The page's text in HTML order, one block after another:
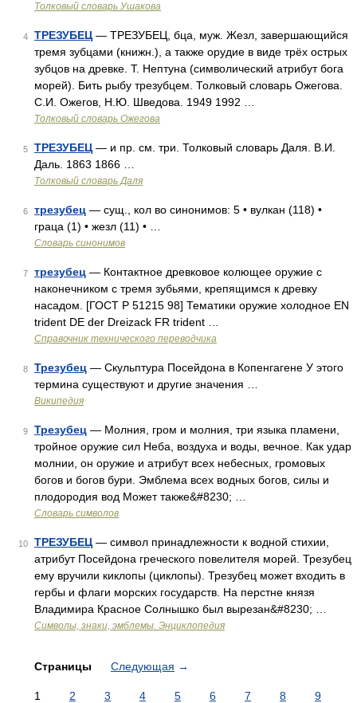
Толковый словарь Ушакова
4 ТРЕЗУБЕЦ — ТРЕЗУБЕЦ, бца, муж. Жезл, завершающийся
тремя зубцами (книжн.), а также орудие в виде трёх острых
зубцов на древке. Т. Нептуна (символический атрибут бога
морей). Бить рыбу трезубцем. Толковый словарь Ожегова.
С.И. Ожегов, Н.Ю. Шведова. 1949 1992 …
Толковый словарь Ожегова
5 ТРЕЗУБЕЦ — и пр. см. три. Толковый словарь Даля. В.И.
Даль. 1863 1866 …
Толковый словарь Даля
6 трезубец — сущ., кол во синонимов: 5 • вулкан (118) •
граца (1) • жезл (11) • …
Словарь синонимов
7 трезубец — Контактное древковое колющее оружие с
наконечником с тремя зубьями, крепящимся к древку
насадом. [ГОСТ Р 51215 98] Тематики оружие холодное EN
trident DE der Dreizack FR trident …
Справочник технического переводчика
8 Трезубец — Скульптура Посейдона в Копенгагене У этого
термина существуют и другие значения …
Википедия
9 Трезубец — Молния, гром и молния, три языка пламени,
тройное оружие сил Неба, воздуха и воды, вечное. Как удар
молнии, он оружие и атрибут всех небесных, громовых
богов и богов бури. Эмблема всех водных богов, силы и
плодородия вод Может также&#8230; …
Словарь символов
10 ТРЕЗУБЕЦ — символ принадлежности к водной стихии,
атрибут Посейдона греческого повелителя морей. Трезубец
ему вручили киклопы (циклопы). Трезубец может входить в
гербы и флаги морских государств. На перстне князя
Владимира Красное Солнышко был вырезан&#8230; …
Символы, знаки, эмблемы. Энциклопедия
Страницы Следующая →
1 2 3 4 5 6 7 8
9